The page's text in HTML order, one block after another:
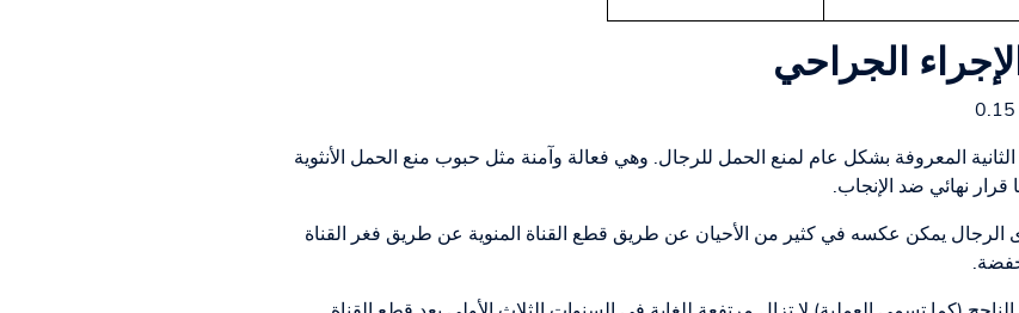
الجراحي
الثانية المعروفة بشكل عام لمنع الحمل للرجال. وهي فعالة وآمنة مثل حبوب منع الحمل الأنثوية
الرجال يمكن عكسه في كثير من الأحيان عن طريق قطع القناة المنوية عن طريق فغر القناة